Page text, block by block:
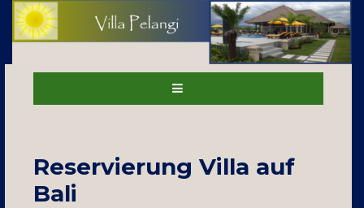
Reservierung Villa auf
Bali